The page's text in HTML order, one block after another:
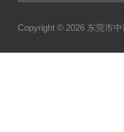
Copyright © 2026 东莞市